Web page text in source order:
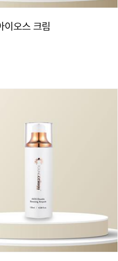
이오스 크림